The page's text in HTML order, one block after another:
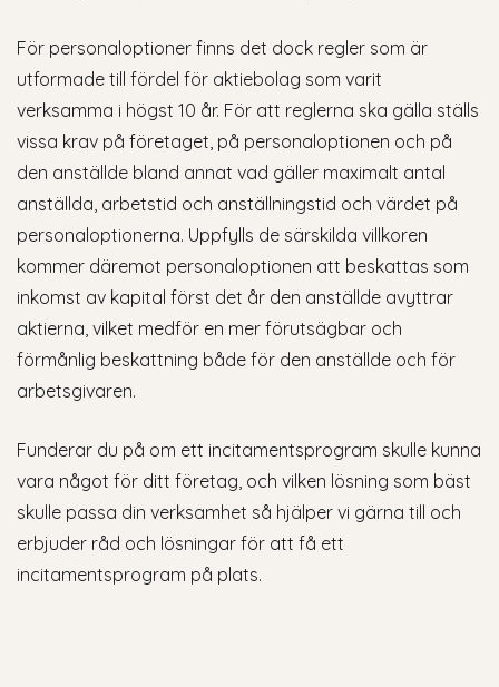
För personaloptioner finns det dock regler som är
utformade till fördel för aktiebolag som varit
verksamma i högst 10 år. För att reglerna ska gälla ställs
vissa krav på företaget, på personaloptionen och på
den anställde bland annat vad gäller maximalt antal
anställda, arbetstid och anställningstid och värdet på
personaloptionerna. Uppfylls de särskilda villkoren
kommer däremot personaloptionen att beskattas som
inkomst av kapital först det år den anställde avyttrar
aktierna, vilket medför en mer förutsägbar och
förmånlig beskattning både för den anställde och för
arbetsgivaren.
Funderar du på om ett incitamentsprogram skulle kunna
vara något för ditt företag, och vilken lösning som bäst
skulle passa din verksamhet så hjälper vi gärna till och
erbjuder råd och lösningar för att få ett
incitamentsprogram på plats.